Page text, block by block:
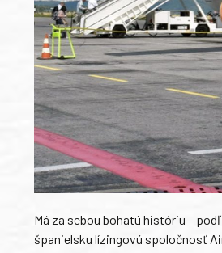
Má za sebou bohatú históriu –
španielsku lízingovú spoločnosť